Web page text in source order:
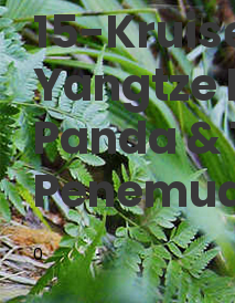
15-
Yangtze
Panda &
0